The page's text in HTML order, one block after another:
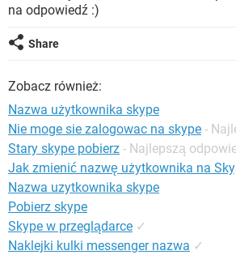
na odpowiedź :)
Share
Zobacz również:
Nazwa użytkownika skype
Nie moge sie zalogowac na skype -
Stary skype pobierz - Najlepszą
Jak zmienić nazwę użytkownika na
Nazwa uzytkownika skype
Pobierz skype
Skype w przeglądarce ✓
Naklejki kulki messenger nazwa ✓